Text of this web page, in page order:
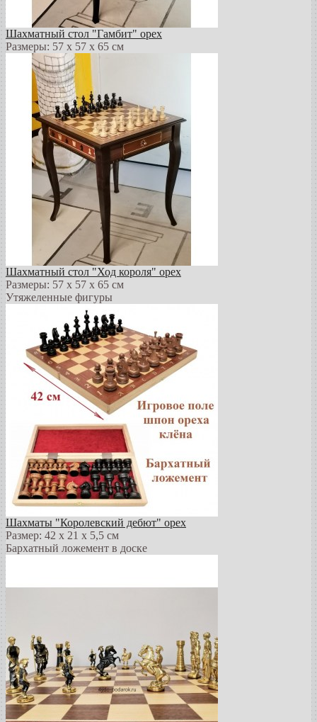
Шахматный стол "Гамбит" орех
Размеры: 57 х 57 х 65 см
Шахматный стол "Ход короля" орех
Размеры: 57 х 57 х 65 см
Утяжеленные фигуры
Шахматы "Королевский дебют" орех
Размер: 42 х 21 х 5,5 см
Бархатный ложемент в доске